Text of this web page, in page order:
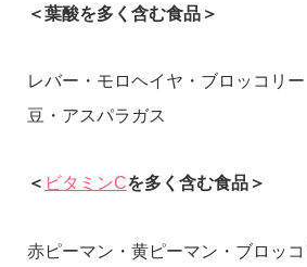
＜葉酸を多く含む食品＞
レバー・モロヘイヤ・ブロッコリ
豆・アスパラガス
＜ ビタミンCを多く含む食品＞
赤ピーマン・黄ピーマン・ブロッ